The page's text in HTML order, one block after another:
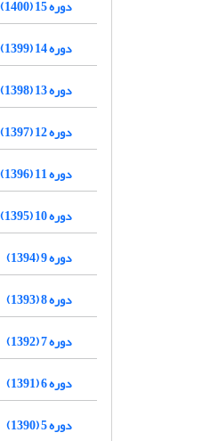
دوره 15 (1400)
دوره 14 (1399)
دوره 13 (1398)
دوره 12 (1397)
دوره 11 (1396)
دوره 10 (1395)
دوره 9 (1394)
دوره 8 (1393)
دوره 7 (1392)
دوره 6 (1391)
دوره 5 (1390)